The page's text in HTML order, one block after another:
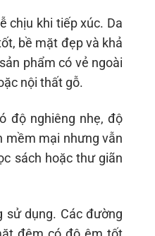
chịu khi tiếp xúc. Da
bề mặt đẹp và khả
phẩm có vẻ ngoài
nội thất gỗ.
độ nghiêng nhẹ, độ
mềm mại nhưng vẫn
sách hoặc thư giãn
sử dụng. Các đường